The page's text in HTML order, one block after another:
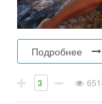
Подробнее
3